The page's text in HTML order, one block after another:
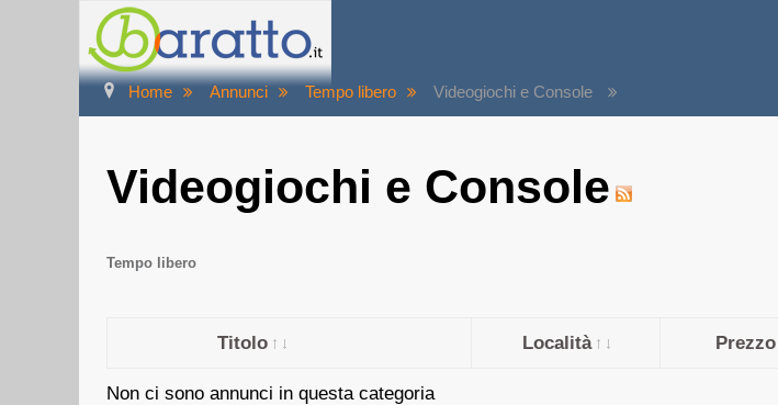
Home Annunci Tempo libero Videogiochi e Console
Videogiochi e Console
Tempo libero
Titolo Località Prezzo
Non ci sono annunci in questa categoria